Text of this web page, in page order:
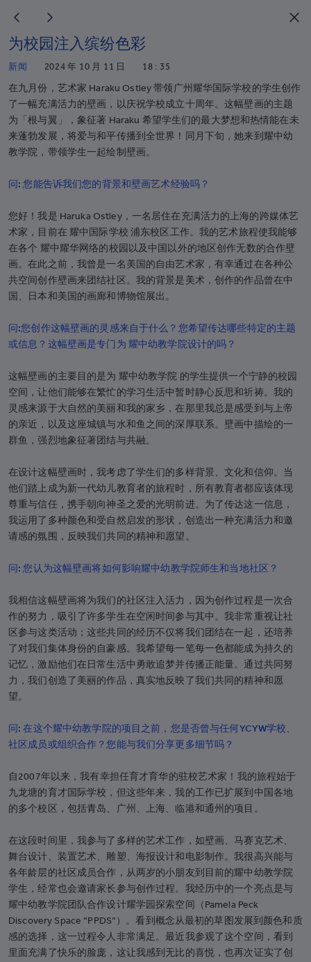
为校园注入缤纷色彩
新闻 2024 年 10 月 11 日 18 : 35
在九月份，艺术家 Haraku Ostley 带领广州耀华国际学校的学生创作
了一幅充满活力的壁画，以庆祝学校成立十周年。这幅壁画的主题
为「根与翼」，象征著 Haraku 希望学生们的最大梦想和热情能在未
来蓬勃发展，将爱与和平传播到全世界！同月下旬，她来到耀中幼
教学院，带领学生一起绘制壁画。
问: 您能告诉我们您的背景和壁画艺术经验吗？
您好！我是 Haruka Ostley，一名居住在充满活力的上海的跨媒体艺
术家，目前在 耀中国际学校 浦东校区工作。我的艺术旅程使我能够
在各个 耀中耀华网络的校园以及中国以外的地区创作无数的合作壁
画。在此之前，我曾是一名美国的自由艺术家，有幸通过在各种公
共空间创作壁画来团结社区。我的背景是美术，创作的作品曾在中
国、日本和美国的画廊和博物馆展出。
问:您创作这幅壁画的灵感来自于什么？您希望传达哪些特定的主题
或信息？这幅壁画是专门为 耀中幼教学院设计的吗？
这幅壁画的主要目的是为 耀中幼教学院 的学生提供一个宁静的校园
空间，让他们能够在繁忙的学习生活中暂时静心反思和祈祷。我的
灵感来源于大自然的美丽和我的家乡，在那里我总是感受到与上帝
的亲近，以及这座城镇与水和鱼之间的深厚联系。壁画中描绘的一
群鱼，强烈地象征著团结与共融。
在设计这幅壁画时，我考虑了学生们的多样背景、文化和信仰。当
他们踏上成为新一代幼儿教育者的旅程时，所有教育者都应该体现
尊重与信任，携手朝向神圣之爱的光明前进。为了传达这一信息，
我运用了多种颜色和受自然启发的形状，创造出一种充满活力和邀
请感的氛围，反映我们共同的精神和愿望。
问: 您认为这幅壁画将如何影响耀中幼教学院师生和当地社区？
我相信这幅壁画将为我们的社区注入活力，因为创作过程是一次合
作的努力，吸引了许多学生在空闲时间参与其中。我非常重视让社
区参与这类活动；这些共同的经历不仅将我们团结在一起，还培养
了对我们集体身份的自豪感。我希望每一笔每一色都能成为持久的
记忆，激励他们在日常生活中勇敢追梦并传播正能量。通过共同努
力，我们创造了美丽的作品，真实地反映了我们共同的精神和愿
望。
问: 在这个耀中幼教学院的项目之前，您是否曾与任何YCYW学校、
社区成员或组织合作？您能与我们分享更多细节吗？
自2007年以来，我有幸担任育才育华的驻校艺术家！我的旅程始于
九龙塘的育才国际学校，但这些年来，我的工作已扩展到中国各地
的多个校区，包括青岛、广州、上海、临港和通州的项目。
在这段时间里，我参与了多样的艺术工作，如壁画、马赛克艺术、
舞台设计、装置艺术、雕塑、海报设计和电影制作。我很高兴能与
各年龄层的社区成员合作，从两岁的小朋友到目前的耀中幼教学院
学生，经常也会邀请家长参与创作过程。我经历中的一个亮点是与
耀中幼教学院团队合作设计耀学园探索空间（Pamela Peck
Discovery Space “PPDS”）。看到概念从最初的草图发展到颜色和质
感的选择，这一过程令人非常满足。最近我参观了这个空间，看到
里面充满了快乐的脸庞，这让我感到无比的喜悦，也再次证实了创